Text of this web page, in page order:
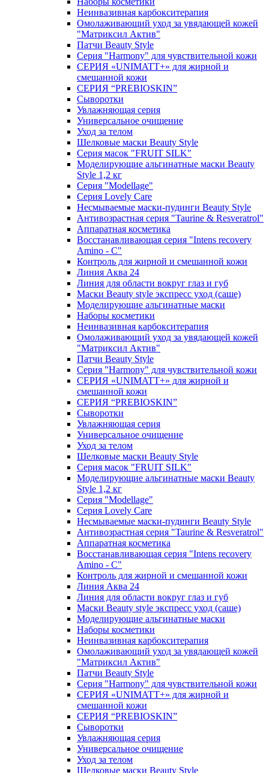
Неинвазивная карбокситерапия
Омолаживающий уход за увядающей кожей
"Матриксил Актив"
Патчи Beauty Style
Серия "Harmony" для чувствительной кожи
СЕРИЯ «UNIMATT+» для жирной и
смешанной кожи
СЕРИЯ “PREBIOSKIN”
Сыворотки
Увлажняющая серия
Универсальное очищение
Уход за телом
Шелковые маски Beauty Style
Серия масок "FRUIT SILK"
Моделирующие альгинатные маски Beauty
Style 1,2 кг
Серия "Modellage"
Cерия Lovely Care
Несмываемые маски-пудинги Beauty Style
Антивозрастная серия "Taurine & Resveratrol"
Аппаратная косметика
Восстанавливающая серия "Intens recovery
Amino - C"
Контроль для жирной и смешанной кожи
Линия Аква 24
Линия для области вокруг глаз и губ
Маски Beauty style экспресс уход (саше)
Моделирующие альгинатные маски
Наборы косметики
Неинвазивная карбокситерапия
Омолаживающий уход за увядающей кожей
"Матриксил Актив"
Патчи Beauty Style
Серия "Harmony" для чувствительной кожи
СЕРИЯ «UNIMATT+» для жирной и
смешанной кожи
СЕРИЯ “PREBIOSKIN”
Сыворотки
Увлажняющая серия
Универсальное очищение
Уход за телом
Шелковые маски Beauty Style
Серия масок "FRUIT SILK"
Моделирующие альгинатные маски Beauty
Style 1,2 кг
Серия "Modellage"
Cерия Lovely Care
Несмываемые маски-пудинги Beauty Style
Антивозрастная серия "Taurine & Resveratrol"
Аппаратная косметика
Восстанавливающая серия "Intens recovery
Amino - C"
Контроль для жирной и смешанной кожи
Линия Аква 24
Линия для области вокруг глаз и губ
Маски Beauty style экспресс уход (саше)
Моделирующие альгинатные маски
Наборы косметики
Неинвазивная карбокситерапия
Омолаживающий уход за увядающей кожей
"Матриксил Актив"
Патчи Beauty Style
Серия "Harmony" для чувствительной кожи
СЕРИЯ «UNIMATT+» для жирной и
смешанной кожи
СЕРИЯ “PREBIOSKIN”
Сыворотки
Увлажняющая серия
Универсальное очищение
Уход за телом
Шелковые маски Beauty Style